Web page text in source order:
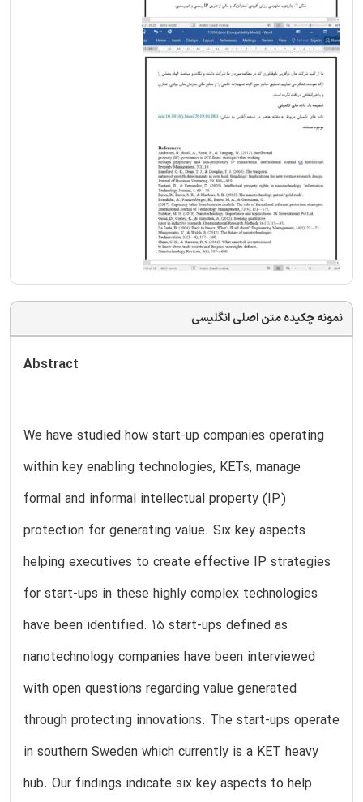
نمونه چکیده متن اصلی انگلیسی
Abstract
We have studied how start-up companies operating
within key enabling technologies, KETs, manage
formal and informal intellectual property (IP)
protection for generating value. Six key aspects
helping executives to create effective IP strategies
for start-ups in these highly complex technologies
have been identified. 15 start-ups defined as
nanotechnology companies have been interviewed
with open questions regarding value generated
through protecting innovations. The start-ups operate
in southern Sweden which currently is a KET heavy
hub. Our findings indicate six key aspects to help